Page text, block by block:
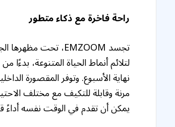
راحة فاخرة مع ذكاء متطور
لتلائم أنماط الحياة المتنوعة،
نهاية الأسبوع. وتوفر المقصورة
مرنة وقابلة للتكيف مع مختلف
يمكن أن تقدم في الوقت نفسه أداءً